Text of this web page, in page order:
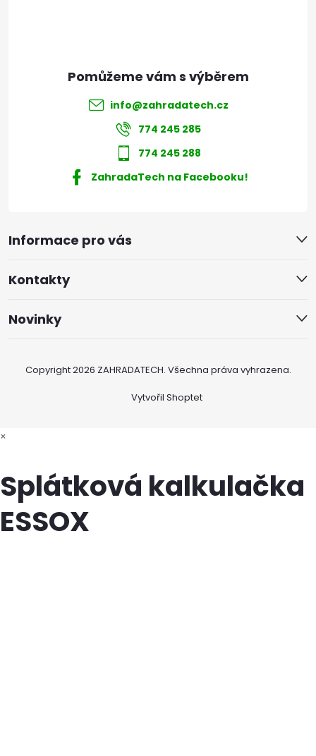
Informace pro vás
Kontakty
Novinky
info@zahradatech.cz
774 245 285
774 245 288
ZahradaTech na Facebooku!
Vytvořil Shoptet
Copyright 2026 ZAHRADATECH. Všechna práva vyhrazena.
×
Splátková kalkulačka
ESSOX